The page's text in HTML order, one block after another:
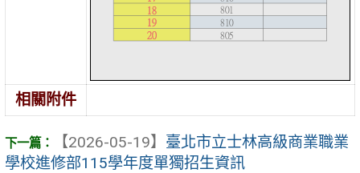
相關附件
【2026-05-19】 臺北市立士林高級商業職業
學校進修部115學年度單獨招生資訊